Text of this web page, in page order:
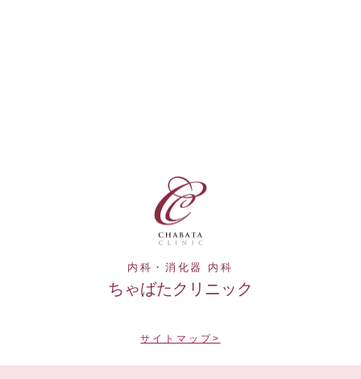
内科・消化器 内科
ちゃばたクリニック
サイトマップ>